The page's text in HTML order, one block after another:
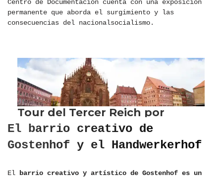
Centro de Documentación cuenta con una exposición
permanente que aborda el surgimiento y las
consecuencias del nacionalsocialismo.
El barrio creativo de
Gostenhof y el Handwerkerhof
El barrio creativo y artístico de Gostenhof es un